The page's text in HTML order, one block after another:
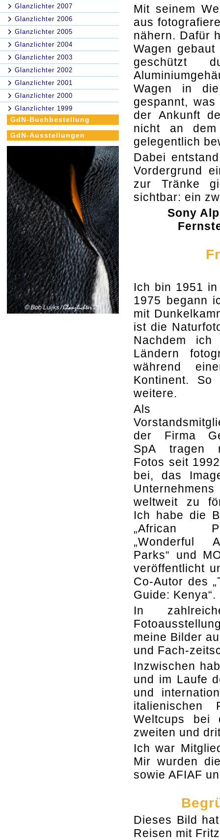
Glanzlichter 2007
Glanzlichter 2006
Glanzlichter 2005
Glanzlichter 2004
Glanzlichter 2003
Glanzlichter 2002
Glanzlichter 2001
Glanzlichter 2000
Glanzlichter 1999
GdN-Buchbestellung
GdN-Ausstellungen
Mit seinem
aus
nähern. Dafür
Wagen
geschützt
Wagen in
gespannt,
der Ankunft
nicht an dem
gelegentlich
Dabei
Vordergrund
zur Tränke
sichtbar: ein
Sony
Ich bin 1951
1975 begann
mit
ist die
Nachdem
Ländern
während
Kontinent.
weitere.
Als
der Firma
SpA tragen
Fotos seit
bei, das
Unternehmens
weltweit zu
Ich habe die
„African
„Wonderful
Parks“ und
veröffentlicht
Co-Autor des
Guide: Kenya“.
In
meine Bilder
und Fach-
Inzwischen
und im Laufe
und
italienischen
Weltcups bei
zweiten und
Ich war
Mir wurden
sowie AFIAF
Dieses Bild
Reisen mit